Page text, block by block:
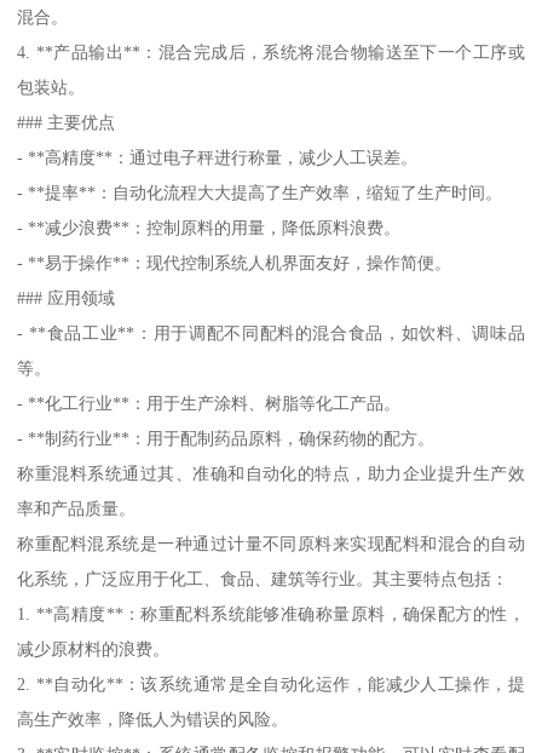
混合。
4. **产品输出**：混合完成后，系统将混合物输送至下一个工序或
包装站。
### 主要优点
- **高精度**：通过电子秤进行称量，减少人工误差。
- **提率**：自动化流程大大提高了生产效率，缩短了生产时间。
- **减少浪费**：控制原料的用量，降低原料浪费。
- **易于操作**：现代控制系统人机界面友好，操作简便。
### 应用领域
- **食品工业**：用于调配不同配料的混合食品，如饮料、调味品
等。
- **化工行业**：用于生产涂料、树脂等化工产品。
- **制药行业**：用于配制药品原料，确保药物的配方。
称重混料系统通过其、准确和自动化的特点，助力企业提升生产效
率和产品质量。
称重配料混系统是一种通过计量不同原料来实现配料和混合的自动
化系统，广泛应用于化工、食品、建筑等行业。其主要特点包括：
1. **高精度**：称重配料系统能够准确称量原料，确保配方的性，
减少原材料的浪费。
2. **自动化**：该系统通常是全自动化运作，能减少人工操作，提
高生产效率，降低人为错误的风险。